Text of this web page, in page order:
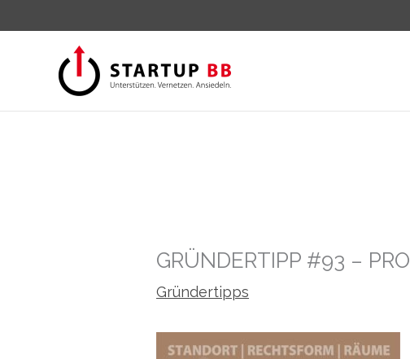
Inhalt
GRÜNDERTIPP #93 –
Gründertipps